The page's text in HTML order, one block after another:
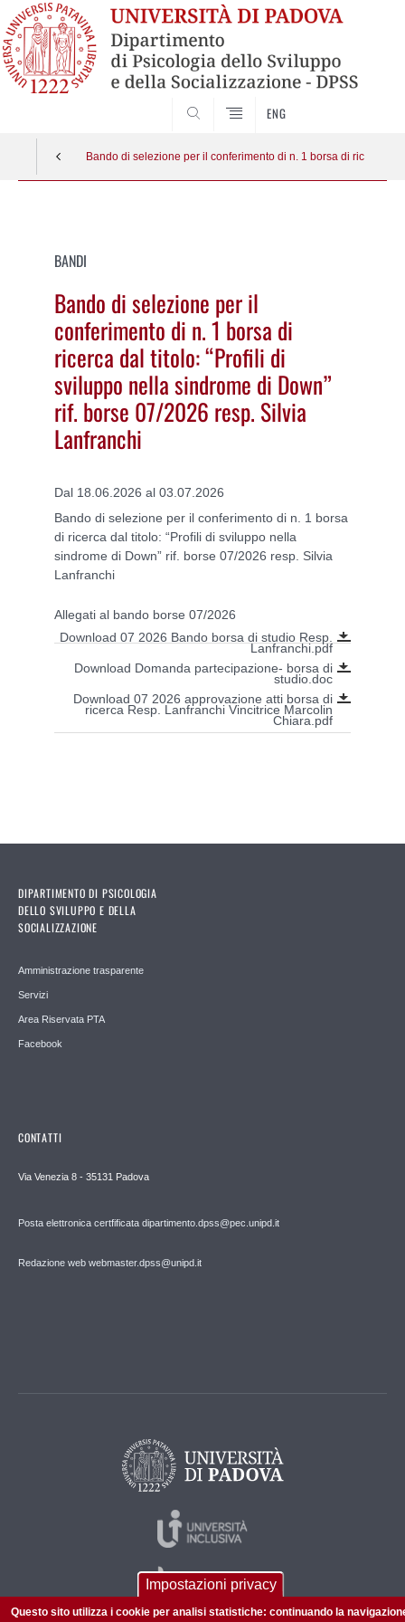
ENG
Bando di selezione per il conferimento di n. 1 borsa di ricerca
BANDI
Bando di selezione per il
conferimento di n. 1 borsa di
ricerca dal titolo: “Profili di
sviluppo nella sindrome di Down”
rif. borse 07/2026 resp. Silvia
Lanfranchi
Dal 18.06.2026 al 03.07.2026
Bando di selezione per il conferimento di n. 1 borsa
di ricerca dal titolo: “Profili di sviluppo nella
sindrome di Down” rif. borse 07/2026 resp. Silvia
Lanfranchi
Allegati al bando borse 07/2026
Download 07 2026 Bando borsa di studio Resp.
Lanfranchi.pdf
Download Domanda partecipazione- borsa di
studio.doc
Download 07 2026 approvazione atti borsa di
ricerca Resp. Lanfranchi Vincitrice Marcolin
Chiara.pdf
DIPARTIMENTO DI PSICOLOGIA
DELLO SVILUPPO E DELLA
SOCIALIZZAZIONE
Amministrazione trasparente
Servizi
Area Riservata PTA
Facebook
CONTATTI
Via Venezia 8 - 35131 Padova
Posta elettronica certfificata dipartimento.dpss@pec.unipd.it
Redazione web webmaster.dpss@unipd.it
Impostazioni privacy
Questo sito utilizza i cookie per analisi statistiche: continuando la